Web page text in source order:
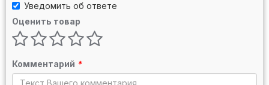
Уведомить об ответе
Оценить товар
Комментарий *